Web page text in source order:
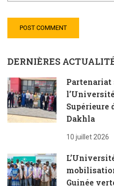
DERNIÈRES
Supérieure
Dakhla
10 juillet 2026
Guinée